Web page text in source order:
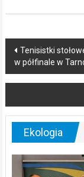
Post
navigation
Tenisistki
w półfinale w
Ekologia